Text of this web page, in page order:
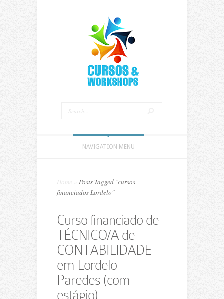
NAVIGATION MENU
Home Posts Tagged cursos
financiados Lordelo"
Curso financiado de
TÉCNICO/A de
CONTABILIDADE
em Lordelo –
Paredes (com
estágio)